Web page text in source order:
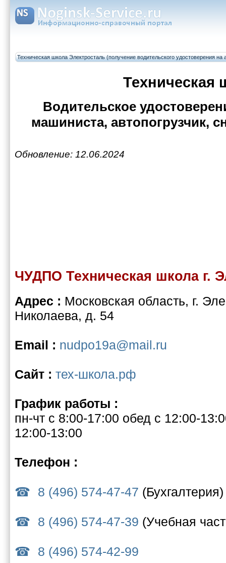
Техническая школа Электросталь (получение водительского удостоверения на
Техническая
Водительское
машиниста, автопогрузчик,
Обновление: 12.06.2024
ЧУДПО Техническая школа г.
Адрес : Московская область, г.
Николаева, д. 54
Email : nudpo19a@mail.ru
Cайт : тех-школа.рф
График работы :
пн-чт с 8:00-17:00 обед с 12:00-
12:00-13:00
Телефон :
8 (496) 574-47-47 (Бухгалтерия)
8 (496) 574-47-39 (Учебная
8 (496) 574-42-99